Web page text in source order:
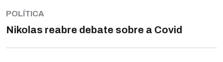
POLÍTICA
Nikolas reabre debate sobre a Covid